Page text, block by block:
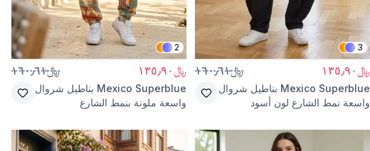
3
﷼١٣٥٫٩٠ ﷼١٦٠٫٦١
Mexico Superblue بناطيل شروال
واسعة نمط الشارع لون أسود
2
﷼١٣٥٫٩٠ ﷼١٦٠٫٦١
Mexico Superblue بناطيل شروال
واسعة ملونة بنمط الشارع